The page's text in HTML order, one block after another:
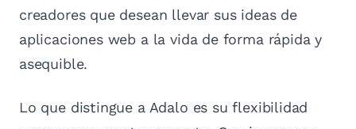
creadores que desean llevar sus ideas de
aplicaciones web a la vida de forma rápida y
asequible.
Lo que distingue a Adalo es su flexibilidad